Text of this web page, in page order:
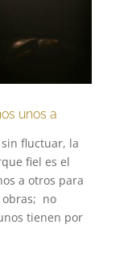
unos a
fluctuar, la
fiel es el
a otros para
obras; no
tienen por